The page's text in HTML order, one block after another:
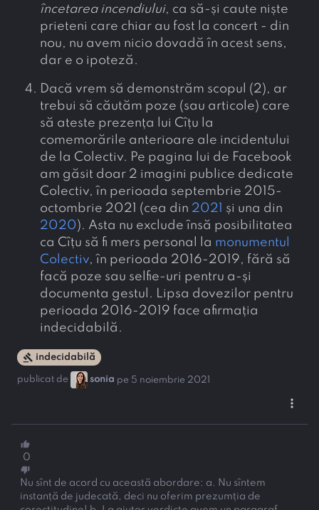
încetarea incendiului, ca să-și caute niște
prieteni care chiar au fost la concert - din
nou, nu avem nicio dovadă în acest sens,
dar e o ipoteză.
Dacă vrem să demonstrăm scopul (2), ar
trebui să căutăm poze (sau articole) care
să ateste prezența lui Cîțu la
comemorările anterioare ale incidentului
de la Colectiv. Pe pagina lui de Facebook
am găsit doar 2 imagini publice dedicate
Colectiv, în perioada septembrie 2015-
octombrie 2021 (cea din 2021
și una din
2020). Asta nu exclude însă posibilitatea
ca Cîțu să fi mers personal la monumentul
Colectiv, în perioada 2016-2019, fără să
facă poze sau selfie-uri pentru a-și
documenta gestul. Lipsa dovezilor pentru
perioada 2016-2019 face afirmația
indecidabilă.
gavel indecidabilă
publicat de sonia pe 5 noiembrie 2021
more_vert
thumb_up
0
thumb_down
Nu sînt de acord cu această abordare: a. Nu sîntem
instanță de judecată, deci nu oferim prezumția de